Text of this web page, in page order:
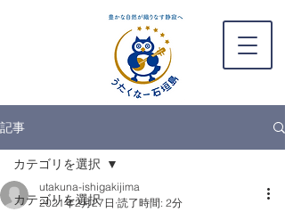
記事
カテゴリを選択
カテゴリを選択
utakuna-ishigakijima
2021年2月27日 読了時間: 2分